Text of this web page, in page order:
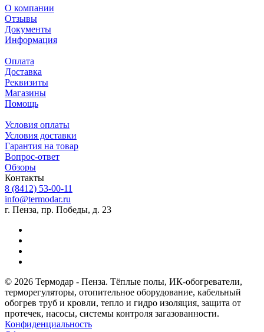
О компании
Отзывы
Документы
Информация
Оплата
Доставка
Реквизиты
Магазины
Помощь
Условия оплаты
Условия доставки
Гарантия на товар
Вопрос-ответ
Обзоры
Контакты
8 (8412) 53-00-11
info@termodar.ru
г. Пенза, пр. Победы, д. 23
© 2026 Термодар - Пенза. Тёплые полы, ИК-обогреватели,
терморегуляторы, отопительное оборудование, кабельный
обогрев труб и кровли, тепло и гидро изоляция, защита от
протечек, насосы, системы контроля загазованности.
Конфиденциальность